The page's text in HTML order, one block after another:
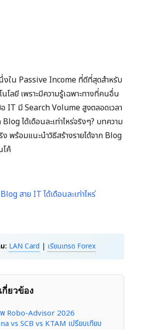
งใน Passive Income ที่ดีที่สุดสำหรับ
โลยี เพราะมีความรู้เฉพาะทางที่คนอื่น
อ IT มี Search Volume สูงตลอดเวลา
ได้เดือนละเท่าไหร่จริงๆ? บทความ
ง พร้อมแนะนำวิธีสร้างรายได้จาก Blog
โค้
สาย IT ได้เดือนละเท่าไหร่
: LAN Card | เรียนเทรด Forex
กี่ยวข้อง
พ Robo-Advisor 2026
vs SCB vs KTAM เปรียบเทียบ